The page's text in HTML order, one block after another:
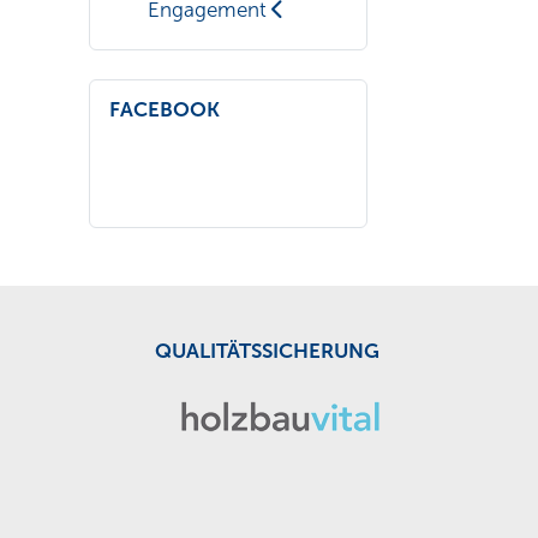
Engagement
FACEBOOK
QUALITÄTSSICHERUNG